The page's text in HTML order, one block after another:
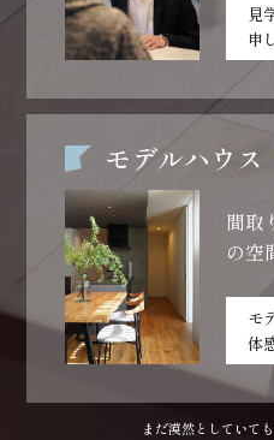
見
申
モデルハウス
間取
の空
モ
体
まだ漠然としていて